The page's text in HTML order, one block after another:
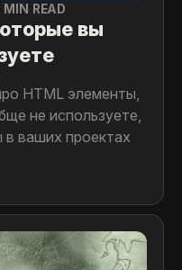
MIN READ
вы
HTML элементы,
не используете,
в ваших проектах